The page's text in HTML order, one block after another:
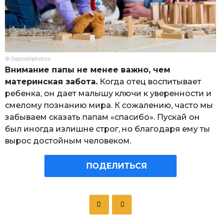
© Depositphotos
Внимание папы не менее важно, чем
материнская забота. Когда отец воспитывает
ребенка, он дает малышу ключи к уверенности и
смелому познанию мира. К сожалению, часто мы
забываем сказать папам «спасибо». Пускай он
был иногда излишне строг, но благодаря ему ты
вырос достойным человеком.
ПОДЕЛИТЬСЯ